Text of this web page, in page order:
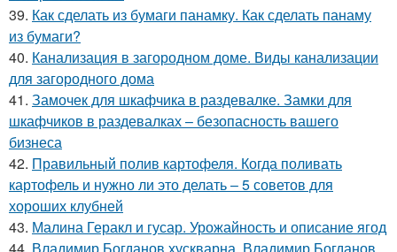
39. Как сделать из бумаги панамку. Как сделать панаму
из бумаги?
40. Канализация в загородном доме. Виды канализации
для загородного дома
41. Замочек для шкафчика в раздевалке. Замки для
шкафчиков в раздевалках – безопасность вашего
бизнеса
42. Правильный полив картофеля. Когда поливать
картофель и нужно ли это делать – 5 советов для
хороших клубней
43. Малина Геракл и гусар. Урожайность и описание ягод